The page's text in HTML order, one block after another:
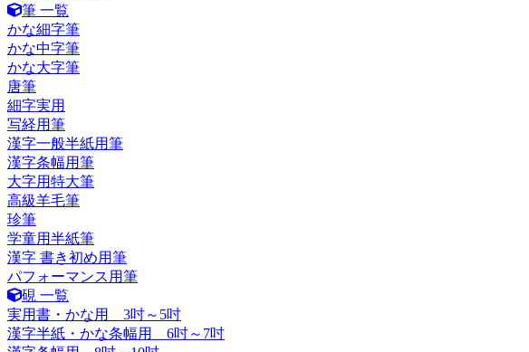
筆 一覧
かな細字筆
かな中字筆
かな大字筆
唐筆
細字実用
写経用筆
漢字一般半紙用筆
漢字条幅用筆
大字用特大筆
高級羊毛筆
珍筆
学童用半紙筆
漢字 書き初め用筆
パフォーマンス用筆
硯 一覧
実用書・かな用 3吋～5吋
漢字半紙・かな条幅用 6吋～7吋